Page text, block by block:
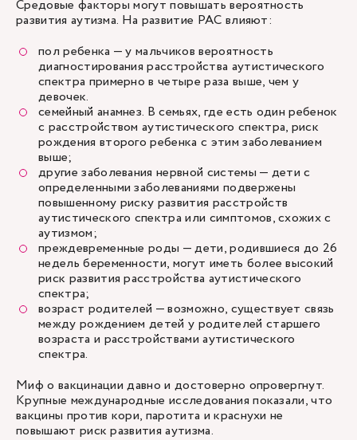
Средовые факторы могут повышать вероятность
развития аутизма. На развитие РАС влияют:
пол ребенка — у мальчиков вероятность
диагностирования расстройства аутистического
спектра примерно в четыре раза выше, чем у
девочек.
семейный анамнез. В семьях, где есть один ребенок
с расстройством аутистического спектра, риск
рождения второго ребенка с этим заболеванием
выше;
другие заболевания нервной системы — дети с
определенными заболеваниями подвержены
повышенному риску развития расстройств
аутистического спектра или симптомов, схожих с
аутизмом;
преждевременные роды — дети, родившиеся до 26
недель беременности, могут иметь более высокий
риск развития расстройства аутистического
спектра;
возраст родителей — возможно, существует связь
между рождением детей у родителей старшего
возраста и расстройствами аутистического
спектра.
Миф о вакцинации давно и достоверно опровергнут.
Крупные международные исследования показали, что
вакцины против кори, паротита и краснухи не
повышают риск развития аутизма.